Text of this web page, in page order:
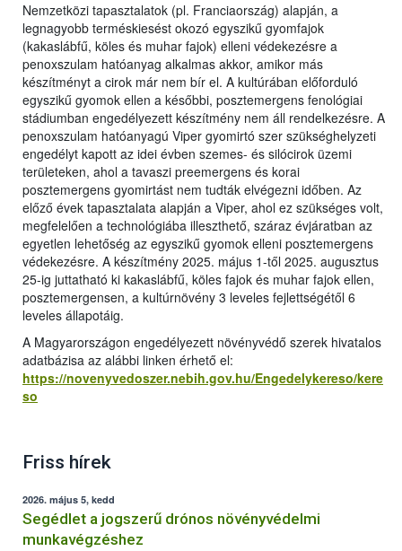
Nemzetközi tapasztalatok (pl. Franciaország) alapján, a
legnagyobb terméskiesést okozó egyszikű gyomfajok
(kakaslábfű, köles és muhar fajok) elleni védekezésre a
penoxszulam hatóanyag alkalmas akkor, amikor más
készítményt a cirok már nem bír el. A kultúrában előforduló
egyszikű gyomok ellen a későbbi, posztemergens fenológiai
stádiumban engedélyezett készítmény nem áll rendelkezésre. A
penoxszulam hatóanyagú Viper gyomirtó szer szükséghelyzeti
engedélyt kapott az idei évben szemes- és silócirok üzemi
területeken, ahol a tavaszi preemergens és korai
posztemergens gyomirtást nem tudták elvégezni időben. Az
előző évek tapasztalata alapján a Viper, ahol ez szükséges volt,
megfelelően a technológiába illeszthető, száraz évjáratban az
egyetlen lehetőség az egyszikű gyomok elleni posztemergens
védekezésre. A készítmény 2025. május 1-től 2025. augusztus
25-ig juttatható ki kakaslábfű, köles fajok és muhar fajok ellen,
posztemergensen, a kultúrnövény 3 leveles fejlettségétől 6
leveles állapotáig.
A Magyarországon engedélyezett növényvédő szerek hivatalos
adatbázisa az alábbi linken érhető el:
https://novenyvedoszer.nebih.gov.hu/Engedelykereso/kere
so
Friss hírek
2026. május 5, kedd
Segédlet a jogszerű drónos növényvédelmi
munkavégzéshez